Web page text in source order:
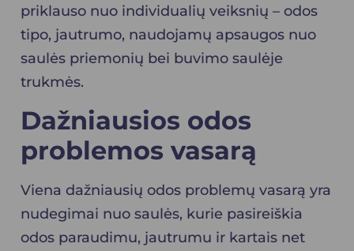
priklauso nuo individualių veiksnių – odos
tipo, jautrumo, naudojamų apsaugos nuo
saulės priemonių bei buvimo saulėje
trukmės.
Dažniausios odos
problemos vasarą
Viena dažniausių odos problemų vasarą yra
nudegimai nuo saulės, kurie pasireiškia
odos paraudimu, jautrumu ir kartais net